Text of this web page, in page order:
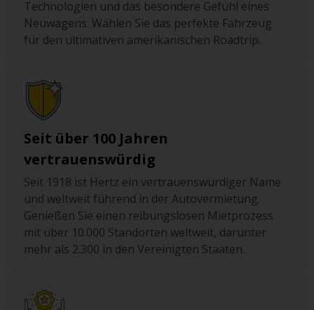
Technologien und das besondere Gefühl eines
Neuwagens. Wählen Sie das perfekte Fahrzeug
für den ultimativen amerikanischen Roadtrip.
Seit über 100 Jahren
vertrauenswürdig
Seit 1918 ist Hertz ein vertrauenswürdiger Name
und weltweit führend in der Autovermietung.
Genießen Sie einen reibungslosen Mietprozess
mit über 10.000 Standorten weltweit, darunter
mehr als 2.300 in den Vereinigten Staaten.